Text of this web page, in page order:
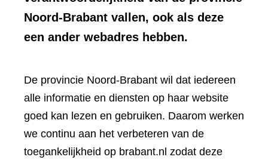
Noord-Brabant vallen, ook als deze
een ander webadres hebben.
De provincie Noord-Brabant wil dat iedereen
alle informatie en diensten op haar website
goed kan lezen en gebruiken. Daarom werken
we continu aan het verbeteren van de
toegankelijkheid op brabant.nl zodat deze